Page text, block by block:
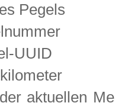
Pegels
UUID
aktuellen